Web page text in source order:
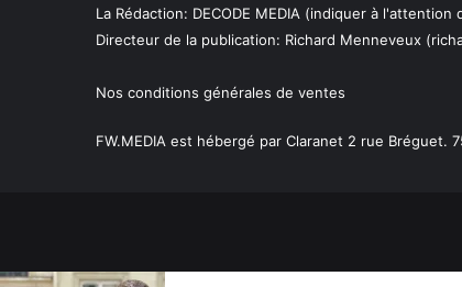
La Rédaction: DECODE MEDIA (indiquer à
Directeur de la publication: Richard Menneveux
Nos conditions générales de ventes
FW.MEDIA est hébergé par Claranet 2 rue Bréguet.